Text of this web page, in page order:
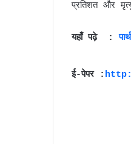
प्रतिशत और
यहाँ पढ़े :
ई-पेपर :